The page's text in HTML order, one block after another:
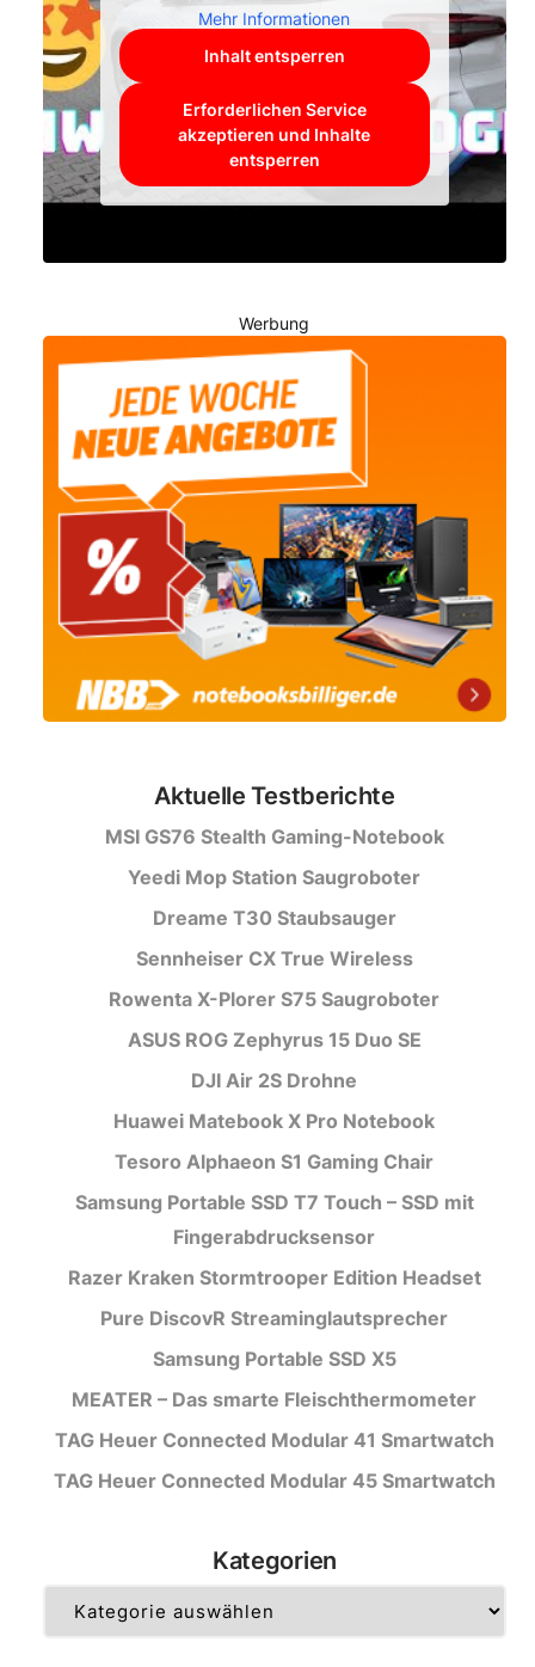
Mehr Informationen
Inhalt entsperren
Erforderlichen Service
akzeptieren und Inhalte
entsperren
Werbung
Aktuelle Testberichte
MSI GS76 Stealth Gaming-Notebook
Yeedi Mop Station Saugroboter
Dreame T30 Staubsauger
Sennheiser CX True Wireless
Rowenta X-Plorer S75 Saugroboter
ASUS ROG Zephyrus 15 Duo SE
DJI Air 2S Drohne
Huawei Matebook X Pro Notebook
Tesoro Alphaeon S1 Gaming Chair
Samsung Portable SSD T7 Touch – SSD mit
Fingerabdrucksensor
Razer Kraken Stormtrooper Edition Headset
Pure DiscovR Streaminglautsprecher
Samsung Portable SSD X5
MEATER – Das smarte Fleischthermometer
TAG Heuer Connected Modular 41 Smartwatch
TAG Heuer Connected Modular 45 Smartwatch
Kategorien